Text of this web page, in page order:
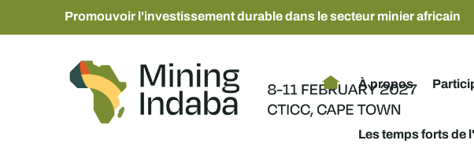
Promouvoir l'investissement durable dans le secteur minier africain
À propos
Les temps forts de